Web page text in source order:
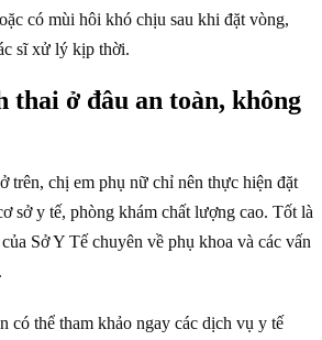
có mùi hôi khó chịu sau khi đặt vòng,
sĩ xử lý kịp thời.
thai ở đâu an toàn, không
trên, chị em phụ nữ chỉ nên thực hiện đặt
sở y tế, phòng khám chất lượng cao. Tốt là
Sở Y Tế chuyên về phụ khoa và các vấn
có thể tham khảo ngay các dịch vụ y tế